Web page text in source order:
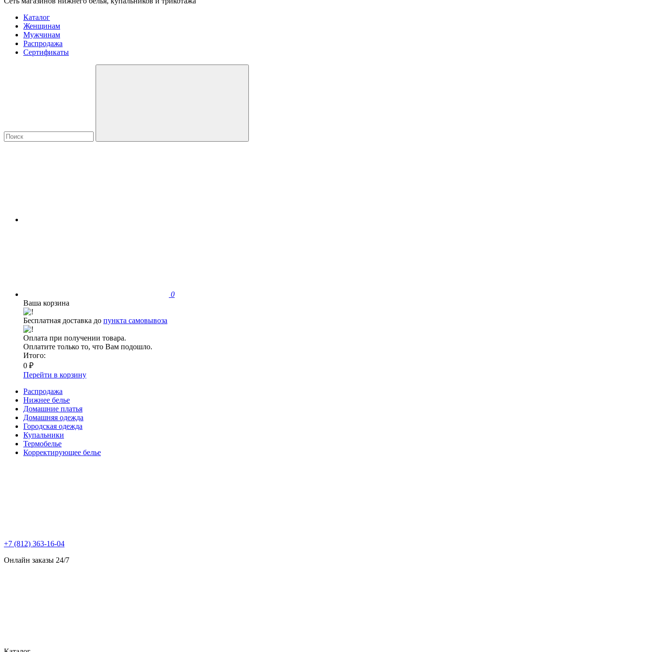
Каталог
Женщинам
Мужчинам
Распродажа
Сертификаты
0
Ваша корзина
Бесплатная доставка до пункта самовывоза
Оплата при получении товара.
Оплатите только то, что Вам подошло.
Итого:
0 ₽
Перейти в корзину
Распродажа
Нижнее белье
Домашние платья
Домашняя одежда
Городская одежда
Купальники
Термобелье
Корректирующее белье
+7 (812) 363-16-04
Онлайн заказы 24/7